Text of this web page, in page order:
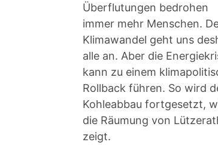
Überflutungen bedrohen
immer mehr Menschen.
Klimawandel geht uns
alle an. Aber die
kann zu einem
Rollback führen. So wird
Kohleabbau fortgesetzt,
die Räumung von
zeigt.